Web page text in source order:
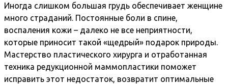
Иногда слишком большая грудь обеспечивает женщине
много страданий. Постоянные боли в спине,
воспаления кожи – далеко не все неприятности,
которые приносит такой «щедрый» подарок природы.
Мастерство пластического хирурга и отработанная
техника редукционной маммопластики поможет
исправить этот недостаток, возвратит оптимальные